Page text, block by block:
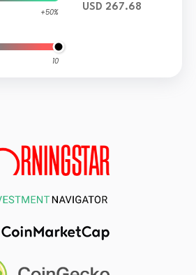
+50%
10
USD 267.68